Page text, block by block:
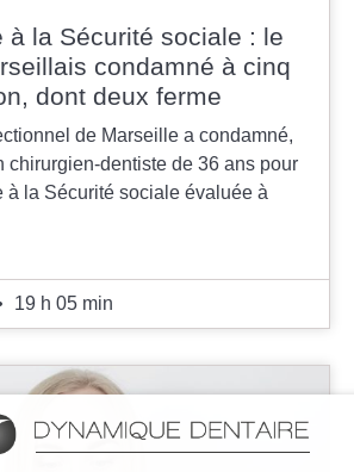
à la Sécurité sociale : le
condamné à cinq
dont deux ferme
de Marseille a condamné,
chirurgien-dentiste de 36 ans pour
à la Sécurité sociale évaluée à
19 h 05 min